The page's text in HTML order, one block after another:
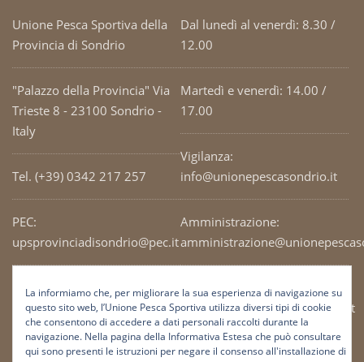
Unione Pesca Sportiva della
Provincia di Sondrio
"Palazzo della Provincia" Via
Trieste 8 - 23100 Sondrio -
Italy
Tel. (+39) 0342 217 257
PEC:
upsprovinciadisondrio@pec.it
Codice Fiscale: 93003690141
Dal lunedì al venerdì: 8.30 /
12.00
Martedì e venerdì: 14.00 /
17.00
Vigilanza:
info@unionepescasondrio.it
Amministrazione:
Ufficio tecnico:
tecnico@unionepescasondrio.it
Informazioni:
La informiamo che, per migliorare la sua esperienza di navigazione su
questo sito web, l’Unione Pesca Sportiva utilizza diversi tipi di cookie
che consentono di accedere a dati personali raccolti durante la
navigazione. Nella pagina della Informativa Estesa che può consultare
qui sono presenti le istruzioni per negare il consenso all'installazione di